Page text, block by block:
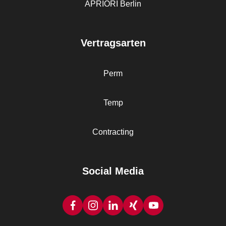
APRIORI Berlin
Vertragsarten
Perm
Temp
Contracting
Social Media